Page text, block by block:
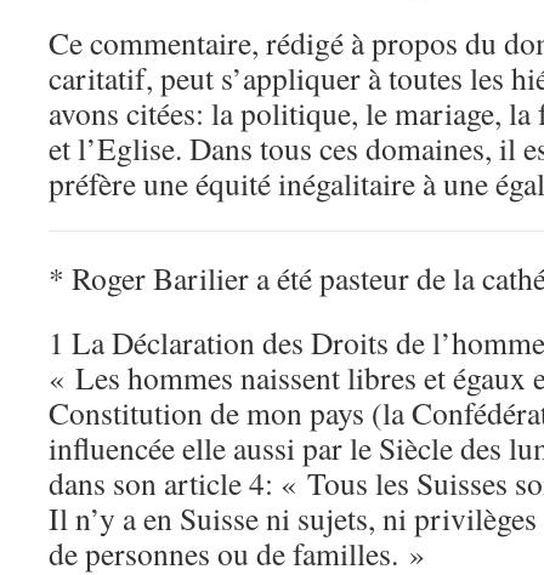
Ce commentaire, rédigé à propos du
caritatif, peut s’appliquer à toutes les
avons citées: la politique, le mariage,
et l’Eglise. Dans tous ces domaines, il
préfère une équité inégalitaire à une
* Roger Barilier a été pasteur de la
1 La Déclaration des Droits de
« Les hommes naissent libres et égaux
Constitution de mon pays (la
influencée elle aussi par le Siècle des
dans son article 4: « Tous les Suisses
Il n’y a en Suisse ni sujets, ni
de personnes ou de familles. »